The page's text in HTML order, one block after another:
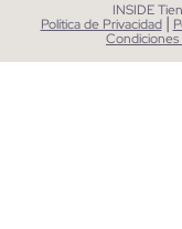
INSIDE
Política de Privacidad |
Condiciones